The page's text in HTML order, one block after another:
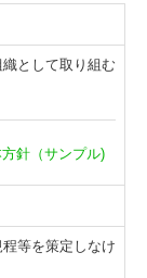
として取り組む
針（サンプル)
等を策定しなけ